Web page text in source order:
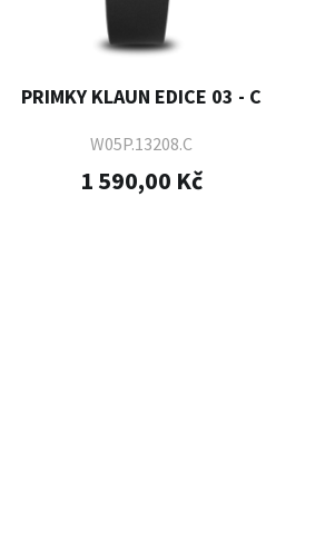
PRIMKY KLAUN EDICE 03 - C
W05P.13208.C
1 590,00 Kč